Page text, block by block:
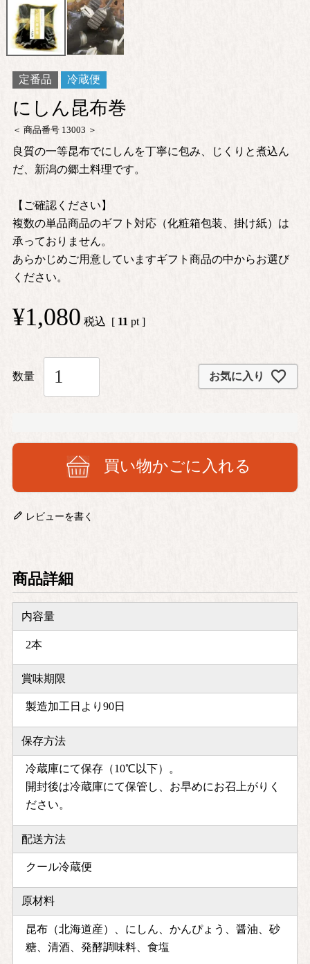
定番品 冷蔵便
にしん昆布巻
商品番号 13003
良質の一等昆布でにしんを丁寧に包み、じくりと煮込ん
だ、新潟の郷土料理です。
【ご確認ください】
複数の単品商品のギフト対応（化粧箱包装、掛け紙）は
承っておりません。
あらかじめご用意していますギフト商品の中からお選び
ください。
¥1,080 税込 [ 11 pt ]
お気に入り
買い物かごに入れる
レビューを書く
商品詳細
内容量
2本
賞味期限
製造加工日より90日
保存方法
冷蔵庫にて保存（10℃以下）。
開封後は冷蔵庫にて保管し、お早めにお召上がりく
ださい。
配送方法
クール冷蔵便
原材料
昆布（北海道産）、にしん、かんぴょう、醤油、砂
糖、清酒、発酵調味料、食塩